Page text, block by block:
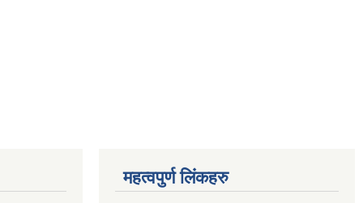
महत्वपुर्ण लिंकहरु